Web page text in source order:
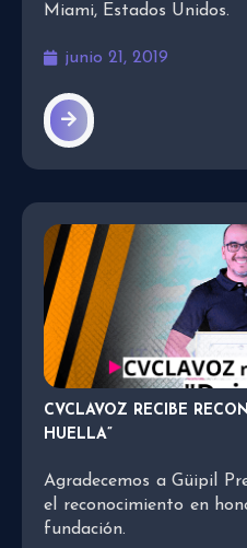
Miami, Estados Unidos.
junio 21, 2019
CVCLAVOZ RECIBE
HUELLA”
Agradecemos a Güipil
el reconocimiento en
fundación.